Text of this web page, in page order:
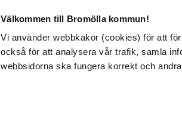
Välkommen till Bromölla kommun!
Vi använder webbkakor (cookies) för att
också för att analysera vår trafik, samla
webbsidorna ska fungera korrekt och